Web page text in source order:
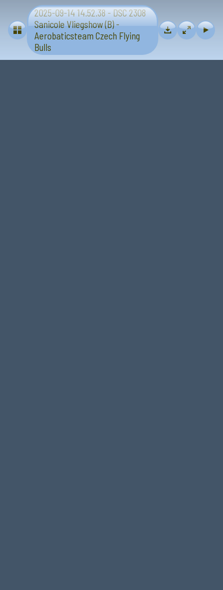
2025-09-14 14.52.38 - DSC 2308
Sanicole Vliegshow (B) -
Aerobaticsteam Czech Flying
Bulls